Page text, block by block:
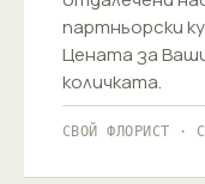
партньорски
Цената за
количката.
СВОЙ ФЛОРИСТ ·